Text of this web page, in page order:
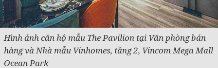
Hình ảnh căn hộ mẫu The Pavilion tại Văn phòng bán
hàng và Nhà mẫu Vinhomes, tầng 2, Vincom Mega Mall
Ocean Park